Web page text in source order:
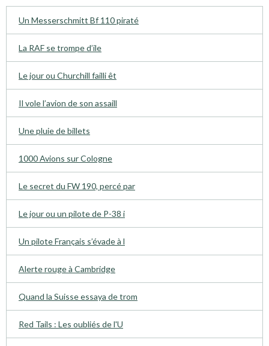
Un Messerschmitt Bf 110 piraté
La RAF se trompe d’ile
Le jour ou Churchill failli êt
Il vole l’avion de son assaill
Une pluie de billets
1000 Avions sur Cologne
Le secret du FW 190, percé par
Le jour ou un pilote de P-38 i
Un pilote Français s’évade à l
Alerte rouge à Cambridge
Quand la Suisse essaya de trom
Red Tails : Les oubliés de l'U